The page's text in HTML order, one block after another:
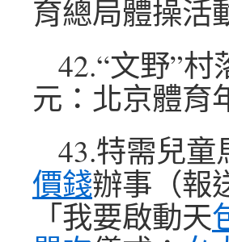
育總局體操活
42.“文野”
元：北京體育
43.特需兒
價錢辦事（報
「我要啟動天